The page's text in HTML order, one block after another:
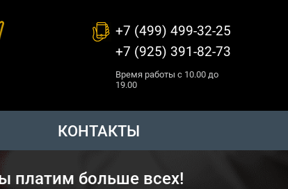
+7 (499) 499-32-25
+7 (925) 391-82-73
Время работы с 10.00 до
19.00
КОНТАКТЫ
платим больше всех!